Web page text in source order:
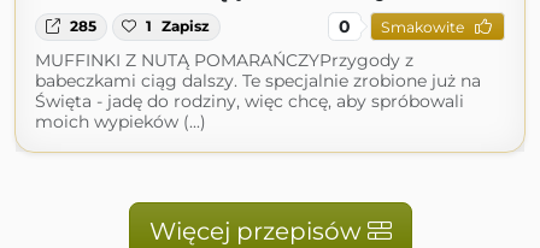
285 1 Zapisz 0 Smakowite
MUFFINKI Z NUTĄ POMARAŃCZYPrzygody z
babeczkami ciąg dalszy. Te specjalnie zrobione już na
Święta - jadę do rodziny, więc chcę, aby spróbowali
moich wypieków (...)
Więcej przepisów